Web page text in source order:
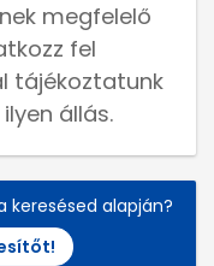
megfelelő
fel
tájékoztatunk
állás.
keresésed alapján?